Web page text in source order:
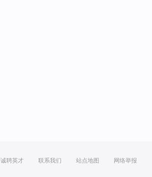
诚聘英才 联系我们 站点地图 网络举报